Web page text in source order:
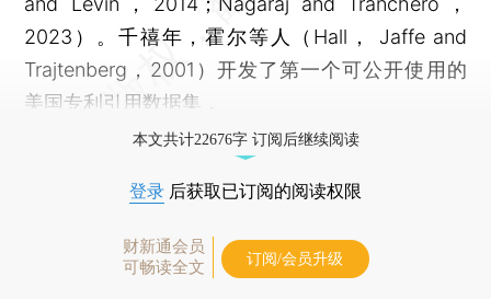
2023）。千禧年，霍尔等人（Hall， Jaffe and
Trajtenberg，2001）开发了第一个可公开使用的
美国专利引用数据集，
本文共计22676字 订阅后继续阅读
登录 后获取已订阅的阅读权限
财新通会员
可畅读全文
订阅/会员升级